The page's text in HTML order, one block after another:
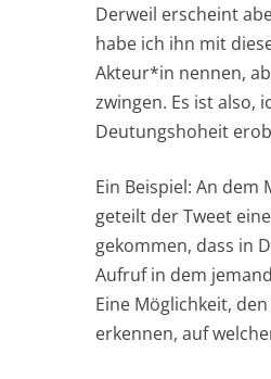
Derweil erscheint
habe ich ihn mit
Akteur*in nennen,
zwingen. Es ist also,
Deutungshoheit
Ein Beispiel: An
geteilt der Tweet
gekommen, dass in
Aufruf in dem
Eine Möglichkeit,
erkennen, auf